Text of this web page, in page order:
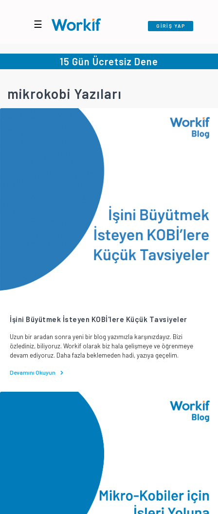
☰ GİRİŞ YAP
15 Gün Ücretsiz Dene
mikrokobi Yazıları
İşini Büyütmek İsteyen KOBİ'lere Küçük Tavsiyeler
Uzun bir aradan sonra yeni bir blog yazımızla karşınızdayız. Bizi
özlediniz, biliyoruz. Workif olarak biz hala gelişmeye ve öğrenmeye
devam ediyoruz. Daha fazla beklemeden hadi, yazıya geçelim.
Devamını Okuyun